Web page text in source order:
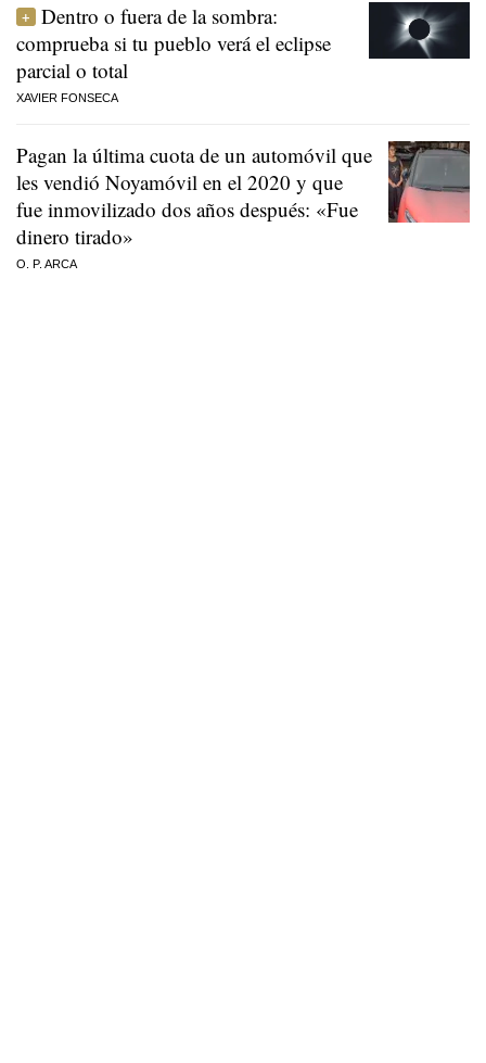
Dentro o fuera de la sombra:
comprueba si tu pueblo verá el eclipse
parcial o total
XAVIER FONSECA
Pagan la última cuota de un automóvil que
les vendió Noyamóvil en el 2020 y que
fue inmovilizado dos años después: «Fue
dinero tirado»
O. P. ARCA